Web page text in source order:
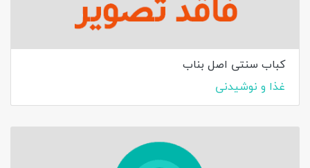
کباب سنتی اصل بناب
غذا و نوشیدنی